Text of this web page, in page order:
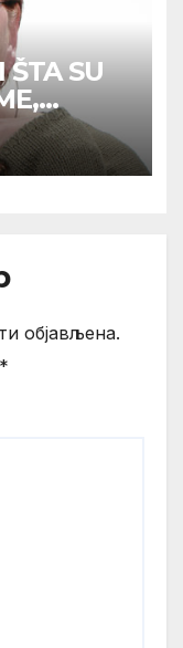
SU
објављена.
*